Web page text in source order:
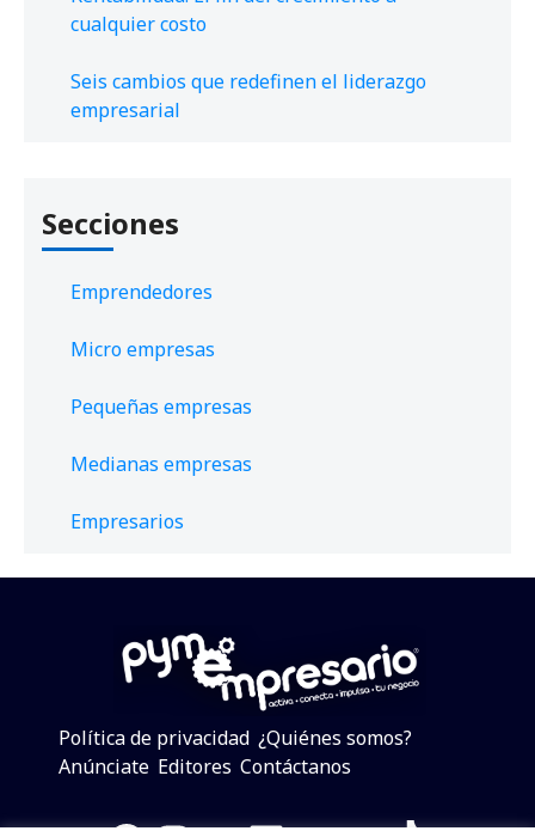
cualquier costo
Seis cambios que redefinen el liderazgo
empresarial
Secciones
Emprendedores
Micro empresas
Pequeñas empresas
Medianas empresas
Empresarios
Política de privacidad ¿Quiénes somos?
Anúnciate Editores Contáctanos